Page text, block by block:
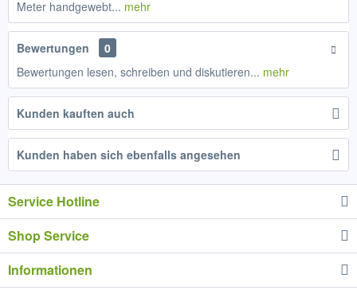
Meter handgewebt... mehr
Bewertungen
0
Bewertungen lesen, schreiben und diskutieren... mehr
Kunden kauften auch
Kunden haben sich ebenfalls angesehen
Service Hotline
Shop Service
Informationen